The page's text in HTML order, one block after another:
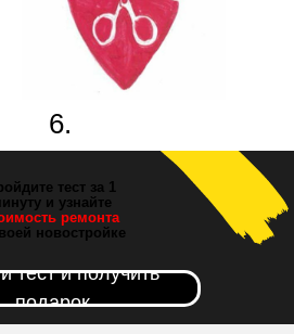
6.
Новоселье!
тест за 1
и узнайте
ремонта
новостройке
тест и получить
подарок